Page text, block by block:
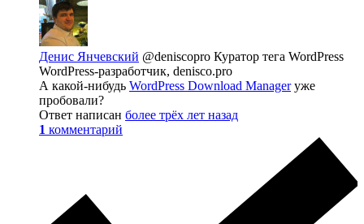
Денис Янчевский @deniscopro Куратор тега WordPress
WordPress-разработчик, denisco.pro
А какой-нибудь WordPress Download Managerуже
пробовали?
Ответ написан более трёх лет назад
1 комментарий